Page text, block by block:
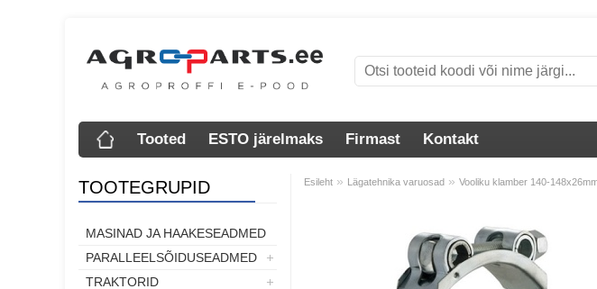
Tooted ESTO järelmaks Firmast Kontakt
TOOTEGRUPID
MASINAD JA HAAKESEADMED
PARALLEELSÕIDUSEADMED
TRAKTORID
Esileht » Lägatehnika varuosad » Vooliku klamber 140-